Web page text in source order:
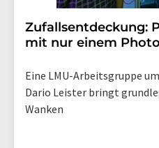
Zufallsentdeckung:
mit nur einem
Eine LMU-Arbeitsgruppe
Dario Leister bringt
Wanken